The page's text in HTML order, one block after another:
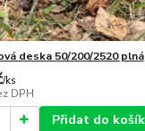
deska 50/200/2520 plná
/ks
DPH
Přidat do